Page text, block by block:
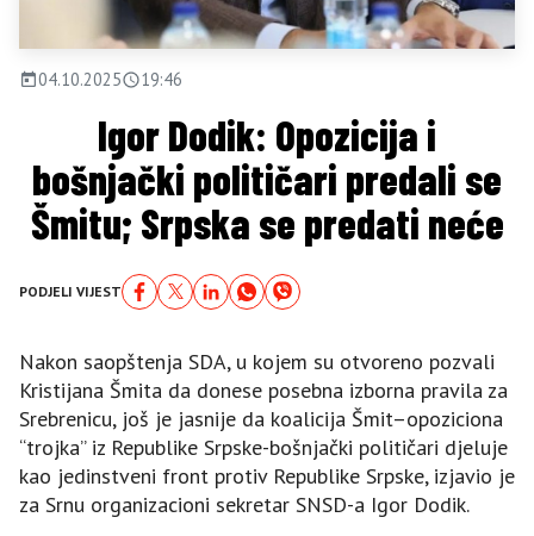
04.10.2025 19:46
Igor Dodik: Opozicija i
bošnjački političari predali se
Šmitu; Srpska se predati neće
PODJELI VIJEST
Nakon saopštenja SDA, u kojem su otvoreno pozvali
Kristijana Šmita da donese posebna izborna pravila za
Srebrenicu, još je jasnije da koalicija Šmit–opoziciona
“trojka” iz Republike Srpske-bošnjački političari djeluje
kao jedinstveni front protiv Republike Srpske, izjavio je
za Srnu organizacioni sekretar SNSD-a Igor Dodik.